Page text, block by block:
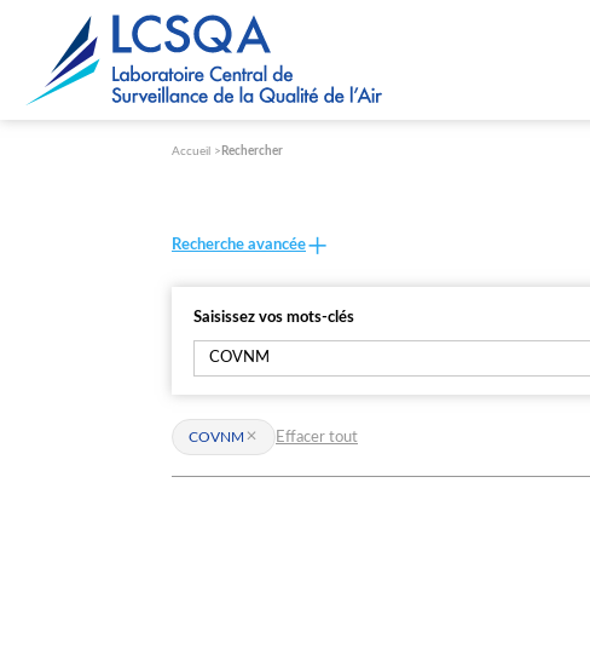
Accueil Rechercher
Recherche avancée
Saisissez vos mots-clés
COVNM Effacer tout
Paramétrer les cookies